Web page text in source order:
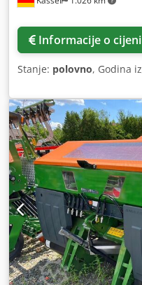
Informacije o cijeni
Stanje: polovno, Godina